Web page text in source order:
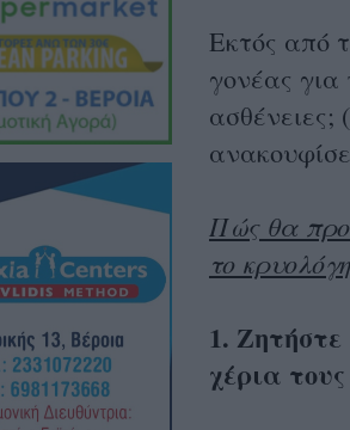
Εκτός από
γονέας
Πώς θα
το
1.
χέρια τους